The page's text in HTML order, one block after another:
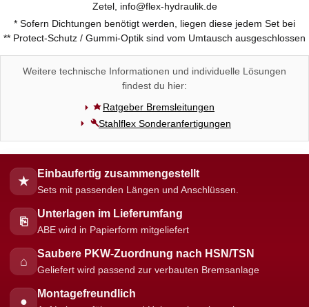
Zetel, info@flex-hydraulik.de
* Sofern Dichtungen benötigt werden, liegen diese jedem Set bei
** Protect-Schutz / Gummi-Optik sind vom Umtausch ausgeschlossen
Weitere technische Informationen und individuelle Lösungen
findest du hier:
Ratgeber Bremsleitungen
Stahlflex Sonderanfertigungen
★
Einbaufertig zusammengestellt
Sets mit passenden Längen und Anschlüssen.
⎘
Unterlagen im Lieferumfang
ABE wird in Papierform mitgeliefert
⌂
Saubere PKW-Zuordnung nach HSN/TSN
Geliefert wird passend zur verbauten Bremsanlage
●
Montagefreundlich